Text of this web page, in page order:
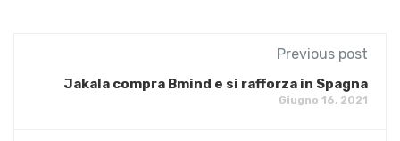
Previous post
Jakala compra Bmind e si rafforza in Spagna
Giugno 16, 2021